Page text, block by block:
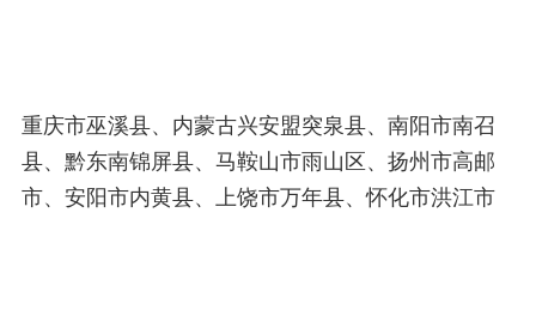
重庆市巫溪县、内蒙古兴安盟突泉县、南阳市南召
县、黔东南锦屏县、马鞍山市雨山区、扬州市高邮
市、安阳市内黄县、上饶市万年县、怀化市洪江市